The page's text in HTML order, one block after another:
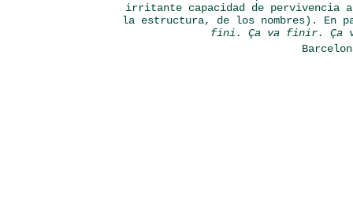
irritante capacidad de pervivencia
la estructura, de los nombres). En
fini. Ça va finir. Ça